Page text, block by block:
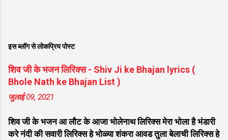
इस ब्लॉग से लोकप्रिय पोस्ट
शिव जी के भजन लिरिक्स - Shiv Ji ke Bhajan lyrics (
Bhole Nath ke Bhajan List )
जुलाई 09, 2021
शिव जी के भजन आ लौट के आजा भोलेनाथ लिरिक्स मेरा भोला है भंडारी
करे नंदी की सवारी लिरिक्स हे भोळ्या शंकरा आवड तुला बेलाची लिरिक्स हे